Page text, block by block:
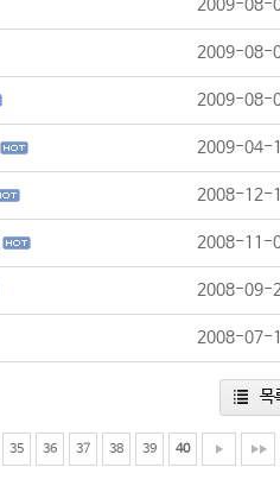
2009-08-
2009-08-
2009-08-
2009-04-
2008-12-
2008-11-
2008-09-
2008-07-
목
35 36 37 38 39 40